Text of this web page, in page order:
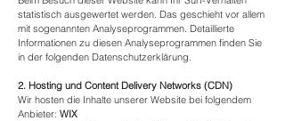
statistisch ausgewertet werden. Das geschieht vor allem
mit sogenannten Analyseprogrammen. Detaillierte
Informationen zu diesen Analyseprogrammen finden Sie
in der folgenden Datenschutzerklärung.
2. Hosting und Content Delivery Networks (CDN)
Wir hosten die Inhalte unserer Website bei folgendem
Anbieter: WIX